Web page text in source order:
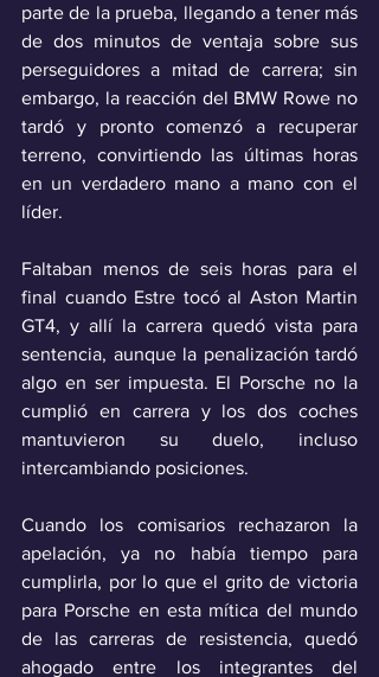
parte de la prueba, llegando a tener más
de dos minutos de ventaja sobre sus
perseguidores a mitad de carrera; sin
embargo, la reacción del BMW Rowe no
tardó y pronto comenzó a recuperar
terreno, convirtiendo las últimas horas
en un verdadero mano a mano con el
líder.
Faltaban menos de seis horas para el
final cuando Estre tocó al Aston Martin
GT4, y allí la carrera quedó vista para
sentencia, aunque la penalización tardó
algo en ser impuesta. El Porsche no la
cumplió en carrera y los dos coches
mantuvieron su duelo, incluso
intercambiando posiciones.
Cuando los comisarios rechazaron la
apelación, ya no había tiempo para
cumplirla, por lo que el grito de victoria
para Porsche en esta mítica del mundo
de las carreras de resistencia, quedó
ahogado entre los integrantes del